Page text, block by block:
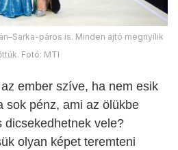
páros is. Minden ajtó megnyílik
Fotó: MTI
ember szíve, ha nem esik
sok pénz, ami az ölükbe
dicsekedhetnek vele?
olyan képet teremteni